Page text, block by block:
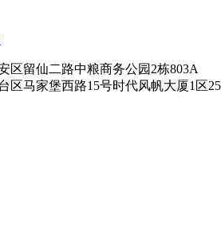
区留仙二路中粮商务公园2栋803A
区马家堡西路15号时代风帆大厦1区